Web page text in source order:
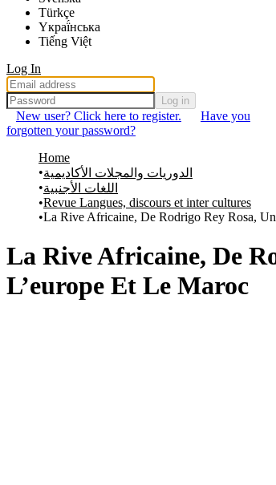
Türkçe
Yкраї́нська
Tiếng Việt
Log In
Log in
New user? Click here to register.
Have you
forgotten your password?
Home
الدوريات والمجلات الأكاديمية
اللغات الأجنبية
Revue Langues, discours et inter cultures
La Rive Africaine, De Rodrigo Rey Rosa,
La Rive Africaine, De
L’europe Et Le Maroc